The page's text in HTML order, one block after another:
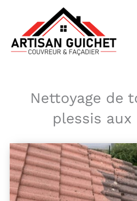
contenu
Nettoyage de
plessis aux